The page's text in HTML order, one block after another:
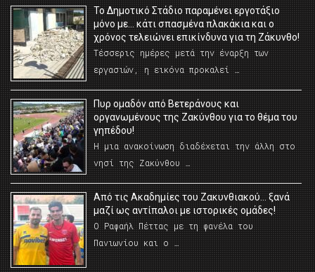
Το Δημοτικό Στάδιο παραμένει εργοτάξιο
μόνο με… κάτι σπασμένα πλακάκια και ο
χρόνος τελειώνει επικίνδυνα για τη Ζάκυνθο!
Τέσσερις ημέρες μετά την έναρξη των
εργασιών, η εικόνα προκαλεί …
Πυρ ομαδόν από Βετεράνους και
οργανωμένους της Ζακύνθου για το θέμα του
γηπέδου!
Η μια ανακοίνωση διαδέχεται την άλλη στο
νησί της Ζακύνθου …
Από τις Ακαδημίες του Ζακυνθιακού… ξανά
μαζί ως αντίπαλοι με ιστορικές ομάδες!
Ο Ραφαήλ Πέττας με τη φανέλα του
Πανιωνίου και ο …